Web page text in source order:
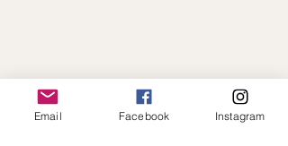
Email Facebook Instagram